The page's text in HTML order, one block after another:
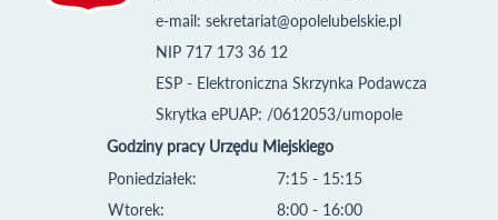
e-mail: sekretariat@opolelubelskie.pl
NIP 717 173 36 12
ESP - Elektroniczna Skrzynka Podawcza
Skrytka ePUAP: /0612053/umopole
Godziny pracy Urzędu Miejskiego
Poniedziałek:
Wtorek:
7:15 - 15:15
8:00 - 16:00